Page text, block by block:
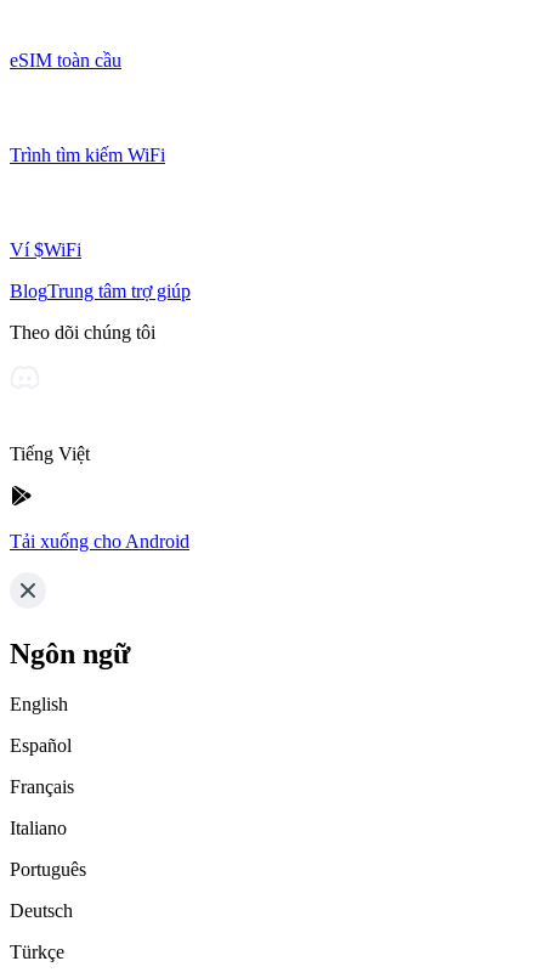
eSIM toàn cầu
Trình tìm kiếm WiFi
Ví $WiFi
BlogTrung tâm trợ giúp
Theo dõi chúng tôi
Tiếng Việt
Tải xuống cho Android
Ngôn ngữ
English
Español
Français
Italiano
Português
Deutsch
Türkçe